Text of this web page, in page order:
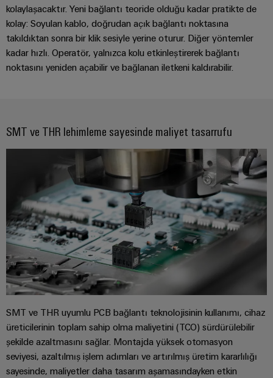
kolaylaşacaktır. Yeni bağlantı teoride olduğu kadar pratikte de
kolay: Soyulan kablo, doğrudan açık bağlantı noktasına
takıldıktan sonra bir klik sesiyle yerine oturur. Diğer yöntemler
kadar hızlı. Operatör, yalnızca kolu etkinleştirerek bağlantı
noktasını yeniden açabilir ve bağlanan iletkeni kaldırabilir.
SMT ve THR lehimleme sayesinde maliyet tasarrufu
SMT ve THR uyumlu PCB bağlantı teknolojisinin kullanımı, cihaz
üreticilerinin toplam sahip olma maliyetini (TCO) sürdürülebilir
şekilde azaltmasını sağlar. Montajda yüksek otomasyon
seviyesi, azaltılmış işlem adımları ve artırılmış üretim kararlılığı
sayesinde, maliyetler daha tasarım aşamasındayken etkin